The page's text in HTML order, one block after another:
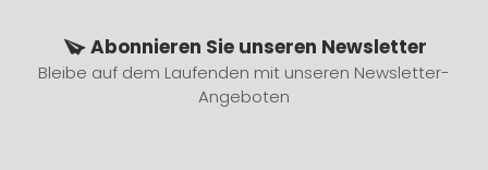
Abonnieren Sie unseren Newsletter
Bleibe auf dem Laufenden mit unseren Newsletter-
Angeboten